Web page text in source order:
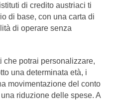
di credito austriaci ti
di base, con una carta di
di operare senza
che potrai personalizzare,
una determinata età, i
movimentazione del conto
riduzione delle spese. A